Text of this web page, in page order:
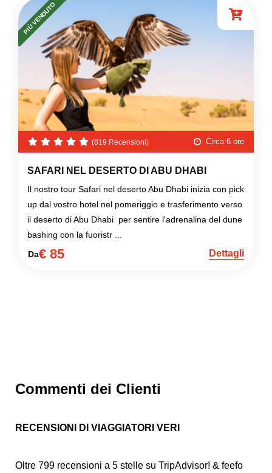
PIÙ VENDUTO
(819 Recensioni) Circa 6 ore
SAFARI NEL DESERTO DI ABU DHABI
Il nostro tour Safari nel deserto Abu Dhabi inizia con pick
up dal vostro hotel nel pomeriggio e trasferimento verso
il deserto di Abu Dhabi per sentire l'adrenalina del dune
bashing con la fuoristr ...
Da€ 85 Dettagli
Commenti dei Clienti
RECENSIONI DI VIAGGIATORI VERI
Oltre 799 recensioni a 5 stelle su TripAdvisor! & feefo